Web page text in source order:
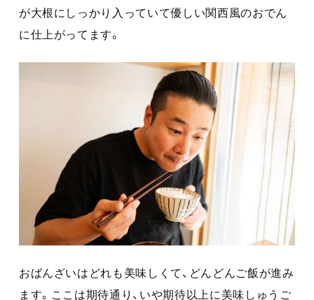
が大根にしっかり入っていて優しい関西風のおでん
に仕上がってます。
おばんざいはどれも美味しくて、どんどんご飯が進み
ます。ここは期待通り、いや期待以上に美味しゅうご